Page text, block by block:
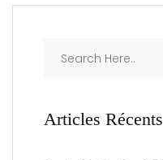
Articles Récents